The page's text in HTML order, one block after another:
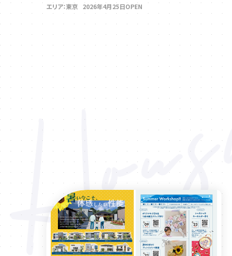
エリア：東京 2026年4月25日OPEN